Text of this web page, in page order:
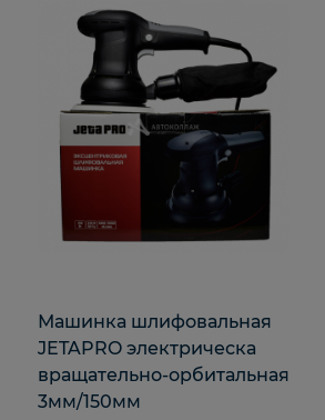
Машинка шлифовальная
JETAPRO электрическа
вращательно-орбитальная
3мм/150мм